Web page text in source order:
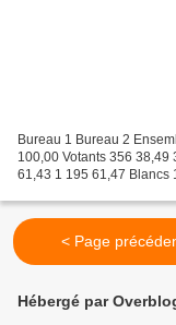
Bureau 1 Bureau 2
100,00 Votants 356
61,43 1 195 61,47 Blancs
< Page
Hébergé par